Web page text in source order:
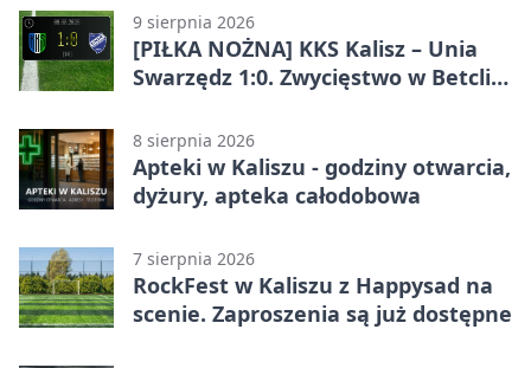
9 sierpnia 2026
[PIŁKA NOŻNA] KKS Kalisz – Unia
Swarzędz 1:0. Zwycięstwo w Betclic
8 sierpnia 2026
Apteki w Kaliszu - godziny otwarcia,
dyżury, apteka całodobowa
7 sierpnia 2026
RockFest w Kaliszu z Happysad na
scenie. Zaproszenia są już dostępne